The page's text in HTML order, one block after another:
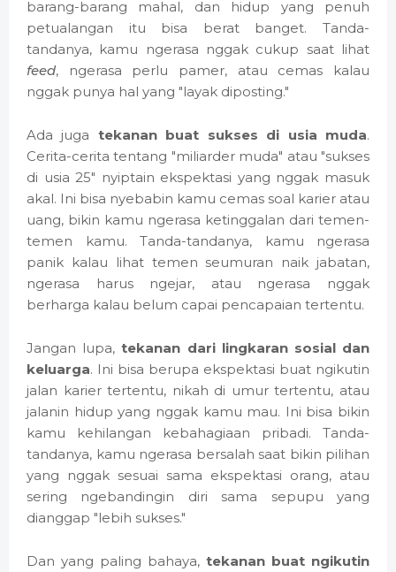
barang-barang mahal, dan hidup yang penuh
petualangan itu bisa berat banget. Tanda-
tandanya, kamu ngerasa nggak cukup saat lihat
feed, ngerasa perlu pamer, atau cemas kalau
nggak punya hal yang "layak diposting."
Ada juga tekanan buat sukses di usia muda.
Cerita-cerita tentang "miliarder muda" atau "sukses
di usia 25" nyiptain ekspektasi yang nggak masuk
akal. Ini bisa nyebabin kamu cemas soal karier atau
uang, bikin kamu ngerasa ketinggalan dari temen-
temen kamu. Tanda-tandanya, kamu ngerasa
panik kalau lihat temen seumuran naik jabatan,
ngerasa harus ngejar, atau ngerasa nggak
berharga kalau belum capai pencapaian tertentu.
Jangan lupa,tekanan dari lingkaran sosial dan
keluarga. Ini bisa berupa ekspektasi buat ngikutin
jalan karier tertentu, nikah di umur tertentu, atau
jalanin hidup yang nggak kamu mau. Ini bisa bikin
kamu kehilangan kebahagiaan pribadi. Tanda-
tandanya, kamu ngerasa bersalah saat bikin pilihan
yang nggak sesuai sama ekspektasi orang, atau
sering ngebandingin diri sama sepupu yang
dianggap "lebih sukses."
Dan yang paling bahaya, tekanan buat ngikutin